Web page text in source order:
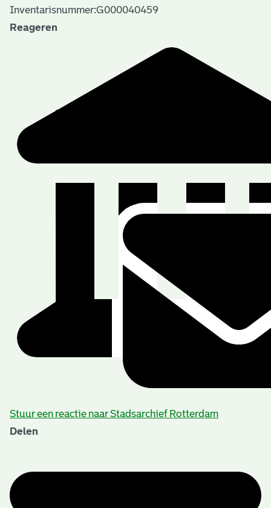
Inventarisnummer:G000040459
Reageren
Stuur een reactie naar Stadsarchief Rotterdam
Delen